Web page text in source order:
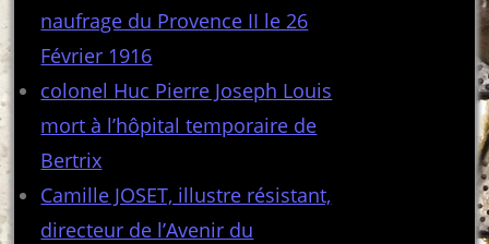
naufrage du Provence II le 26
Février 1916
colonel Huc Pierre Joseph Louis
mort à l’hôpital temporaire de
Bertrix
Camille JOSET, illustre résistant,
directeur de l’Avenir du